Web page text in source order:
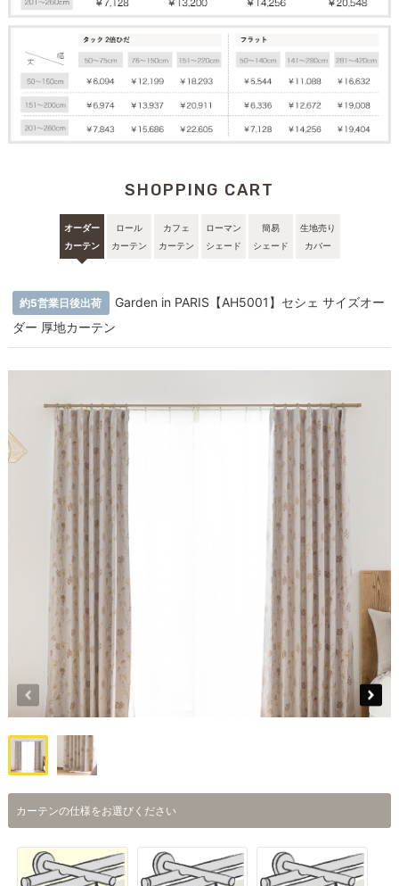
SHOPPING CART
オーダー
カーテン
ロール
カーテン
カフェ
カーテン
ローマン
シェード
簡易
シェード
生地売り
カバー
約5営業日後出荷
Garden in PARIS【AH5001】セシェ サイズオー
ダー 厚地カーテン
カーテンの仕様をお選びください